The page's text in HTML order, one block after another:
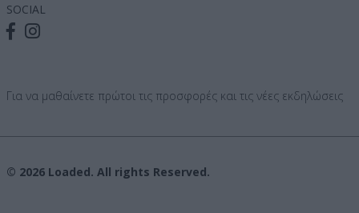
SOCIAL
Για να μαθαίνετε πρώτοι τις προσφορές και τις νέες εκδηλώσεις
© 2026 Loaded. All rights Reserved.